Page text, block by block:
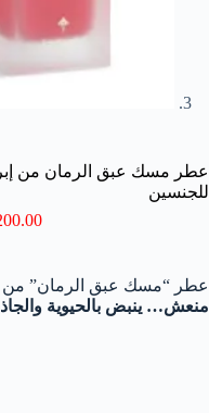
للجنسين
عطر “مسك عبق الرمان” من
منعش… ينبض بالحيوية